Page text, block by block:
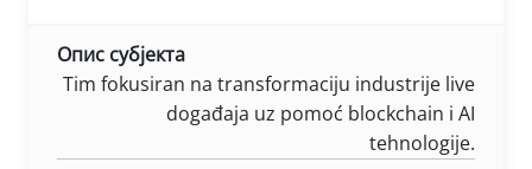
Опис субјекта
Tim fokusiran na transformaciju industrije live
događaja uz pomoć blockchain i AI
tehnologije.